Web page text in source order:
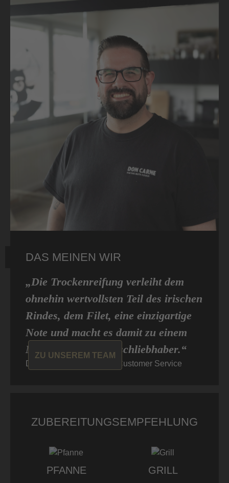
ZU UNSEREM TEAM
DAS MEINEN WIR
„Die Trockenreifung verleiht dem
ohnehin wertvollsten Teil des irischen
Rindes, dem Filet, eine einzigartige
Note und macht es damit zu einem
Muss für jeden Fleischliebhaber.“
Dominic von Don Carne, Customer Service
ZUBEREITUNGSEMPFEHLUNG
PFANNE GRILL